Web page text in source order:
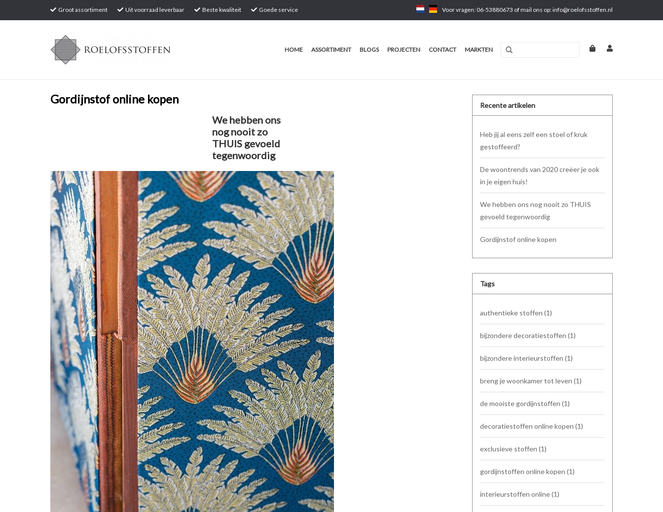
Groot assortiment Uit voorraad leverbaar Beste kwaliteit Goede service Voor vragen: 06-53880673 of mail ons op:info@roelofsstoffen.nl
HOME ASSORTIMENT BLOGS PROJECTEN CONTACT MARKTEN
Gordijnstof online kopen
We hebben ons
nog nooit zo
THUIS gevoeld
tegenwoordig
Recente artikelen
Heb jij al eens zelf een stoel of kruk
gestoffeerd?
De woontrends van 2020 creëer je ook
in je eigen huis!
We hebben ons nog nooit zo THUIS
gevoeld tegenwoordig
Gordijnstof online kopen
Tags
authentieke stoffen (1)
bijzondere decoratiestoffen (1)
bijzondere interieurstoffen (1)
breng je woonkamer tot leven (1)
de mooiste gordijnstoffen (1)
decoratiestoffen online kopen (1)
exclusieve stoffen (1)
gordijnstoffen online kopen (1)
interieurstoffen online(1)